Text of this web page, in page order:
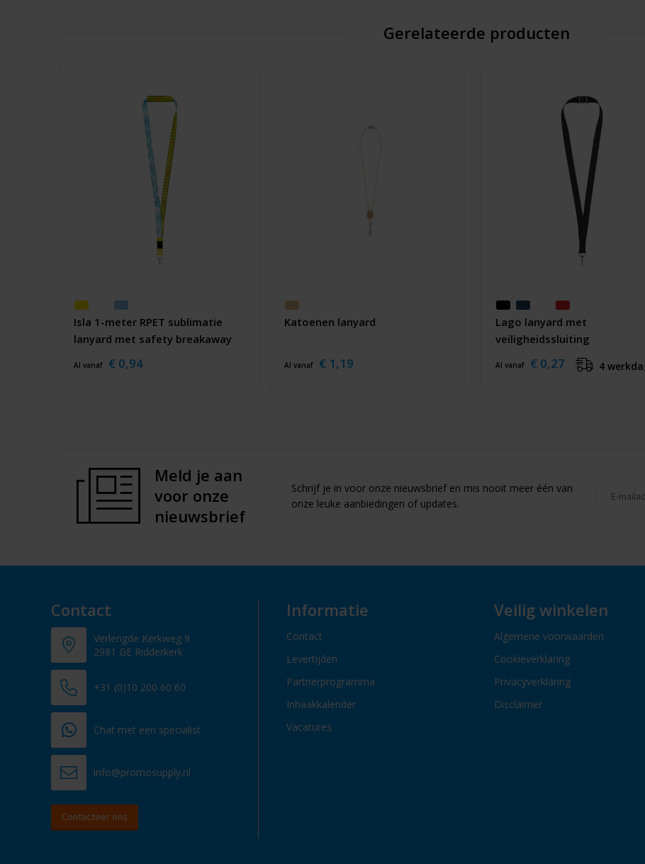
Gerelateerde producten
Isla 1-meter RPET sublimatie
lanyard met safety breakaway
Al vanaf € 0,94
Katoenen lanyard
Al vanaf € 1,19
Lago lanyard met
veiligheidssluiting
Al vanaf € 0,27 4
Meld je aan
voor onze
nieuwsbrief
Schrijf je in voor onze nieuwsbrief en mis nooit meer één van
onze leuke aanbiedingen of updates.
Contact
Verlengde Kerkweg 9
2981 GE Ridderkerk
+31 (0)10 200 60 60
Chat met een specialist
info@promosupply.nl
Contacteer ons
Informatie
Contact
Levertijden
Partnerprogramma
Inhaakkalender
Vacatures
Veilig winkelen
Algemene voorwaarden
Cookieverklaring
Privacyverklaring
Disclaimer